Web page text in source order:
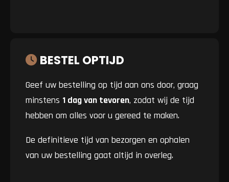
BESTEL OPTIJD
Geef uw bestelling op tijd aan ons door, graag
minstens 1 dag van tevoren, zodat wij de tijd
hebben om alles voor u gereed te maken.
De definitieve tijd van bezorgen en ophalen
van uw bestelling gaat altijd in overleg.